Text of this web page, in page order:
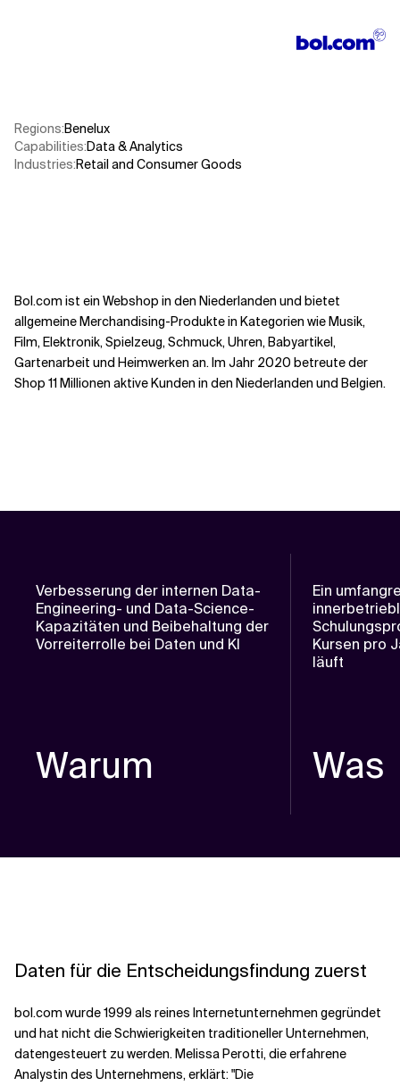
Regions:Benelux
Capabilities:Data & Analytics
Industries:Retail and Consumer Goods
Bol.com ist ein Webshop in den Niederlanden und bietet
allgemeine Merchandising-Produkte in Kategorien wie Musik,
Film, Elektronik, Spielzeug, Schmuck, Uhren, Babyartikel,
Gartenarbeit und Heimwerken an. Im Jahr 2020 betreute der
Shop 11 Millionen aktive Kunden in den Niederlanden und Belgien.
Verbesserung der internen Data-
Engineering- und Data-Science-
Kapazitäten und Beibehaltung der
Vorreiterrolle bei Daten und KI
Warum
Ein
Kursen pro
läuft
Was
Daten für die Entscheidungsfindung zuerst
bol.com wurde 1999 als reines Internetunternehmen gegründet
und hat nicht die Schwierigkeiten traditioneller Unternehmen,
datengesteuert zu werden. Melissa Perotti, die erfahrene
Analystin des Unternehmens, erklärt: "Die